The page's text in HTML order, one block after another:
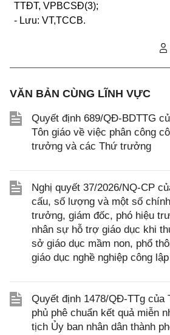
TTĐT, VPBCSĐ(3);
- Lưu: VT,TCCB.
VĂN BẢN CÙNG LĨNH VỰC
Quyết định 689/QĐ-BDTTG
Tôn giáo về việc phân công
trưởng và các Thứ trưởng
Nghị quyết 37/2026/NQ-CP
cấu, số lượng và một số
trưởng, giám đốc, phó hiệu
nhân sự hỗ trợ giáo dục khi
sở giáo dục mầm non, phổ
giáo dục nghề nghiệp công
Quyết định 1478/QĐ-TTg của
phủ phê chuẩn kết quả miễn
tịch Ủy ban nhân dân thành